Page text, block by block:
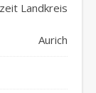
Landkreis
Aurich